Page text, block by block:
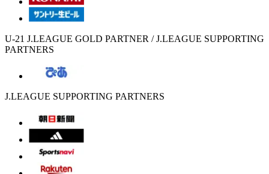
U-21 J.LEAGUE GOLD PARTNER / J.LEAGUE SUPPORTING
PARTNERS
J.LEAGUE SUPPORTING PARTNERS